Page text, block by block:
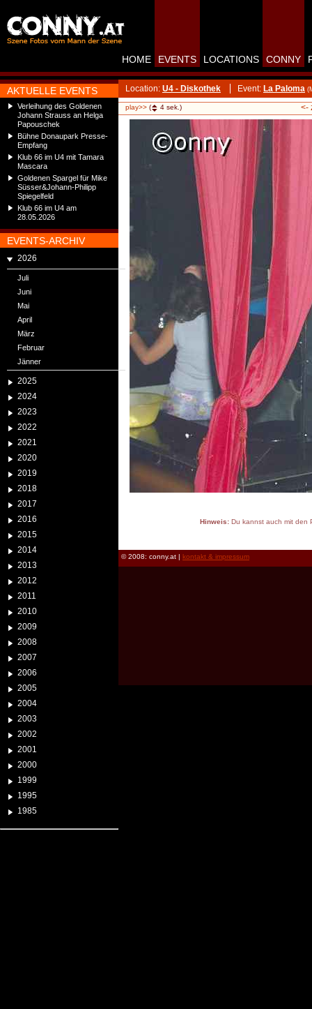
AKTUELLE EVENTS
Verleihung des Goldenen
Johann Strauss an Helga
Papouschek
Bühne Donaupark Presse-
Empfang
Klub 66 im U4 mit Tamara
Mascara
Goldenen Spargel für Mike
Süsser&Johann-Philipp
Spiegelfeld
Klub 66 im U4 am
28.05.2026
EVENTS-ARCHIV
2026
Juli
Juni
Mai
April
März
Februar
Jänner
2025
2024
2023
2022
2021
2020
2019
2018
2017
2016
2015
2014
2013
2012
2011
2010
2009
2008
2007
2006
2005
2004
2003
2002
2001
2000
1999
1995
1985
HOME EVENTS LOCATIONS CONNY
Location: U4 - Diskothek Event: La Paloma
play>> ( 4 sek.) <-
Hinweis:Du kannst auch mit den
© 2008: conny.at | kontakt & impressum